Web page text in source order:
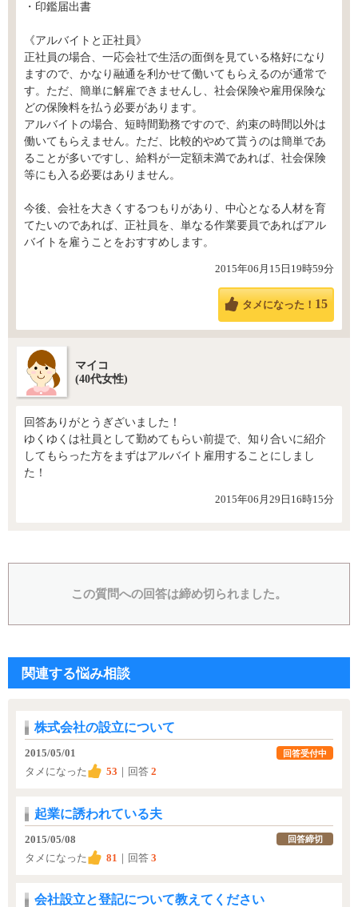
・印鑑届出書
《アルバイトと正社員》
正社員の場合、一応会社で生活の面倒を見ている格好になり
ますので、かなり融通を利かせて働いてもらえるのが通常で
す。ただ、簡単に解雇できませんし、社会保険や雇用保険な
どの保険料を払う必要があります。
アルバイトの場合、短時間勤務ですので、約束の時間以外は
働いてもらえません。ただ、比較的やめて貰うのは簡単であ
ることが多いですし、給料が一定額未満であれば、社会保険
等にも入る必要はありません。
今後、会社を大きくするつもりがあり、中心となる人材を育
てたいのであれば、正社員を、単なる作業要員であればアル
バイトを雇うことをおすすめします。
2015年06月15日19時59分
タメになった！ 15
マイコ
(40代女性)
回答ありがとうぎざいました！
ゆくゆくは社員として勤めてもらい前提で、知り合いに紹介
してもらった方をまずはアルバイト雇用することにしまし
た！
2015年06月29日16時15分
この質問への回答は締め切られました。
関連する悩み相談
株式会社の設立について
2015/05/01
タメになった
53 ｜回答 2
回答受付中
起業に誘われている夫
2015/05/08
タメになった
81 ｜回答 3
回答締切
会社設立と登記について教えてください